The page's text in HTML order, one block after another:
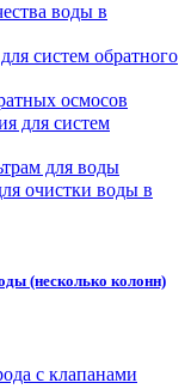
воды в
систем обратного
осмосов
для систем
для воды
очистки воды в
(несколько колонн)
с клапанами